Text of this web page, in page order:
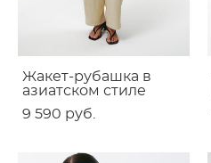
Жакет-рубашка в
азиатском стиле
9 590 pуб.